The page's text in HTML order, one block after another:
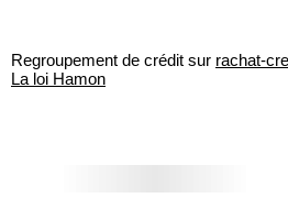
Regroupement de crédit sur rachat-
La loi Hamon